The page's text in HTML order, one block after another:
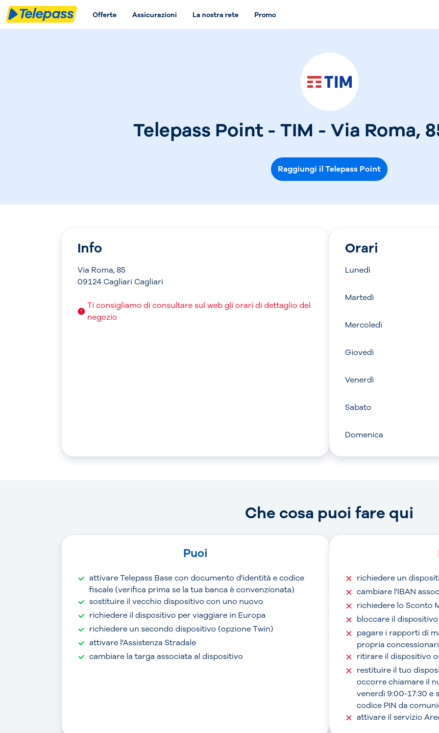
Offerte Assicurazioni La nostra rete Promo
Telepass Point - TIM - Via Roma,
Raggiungi il Telepass Point
Info
Via Roma, 85
09124 Cagliari Cagliari
Ti consigliamo di consultare sul web gli orari di dettaglio del
negozio
Orari
Lunedì
Martedì
Mercoledì
Giovedì
Venerdì
Sabato
Domenica
Che cosa puoi fare qui
Puoi
attivare Telepass Base con documento d'identità e codice
fiscale (verifica prima se la tua banca è convenzionata)
sostituire il vecchio dispositivo con uno nuovo
richiedere il dispositivo per viaggiare in Europa
richiedere un secondo dispositivo (opzione Twin)
attivare l'Assistenza Stradale
cambiare la targa associata al dispositivo
richiedere un
cambiare l'IBAN
richiedere lo Sconto
bloccare il
pagare i rapporti di
propria
ritirare il dispositivo
restituire il tuo
occorre chiamare il
venerdì 9:00-17:30 e
codice PIN da
attivare il servizio